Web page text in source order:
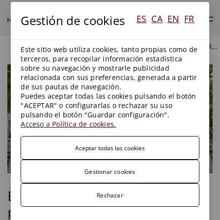
BLOG BLOG EL TRIBUNAL SUPREMO ABRE LA PUERTA A PROLONGAR INDEFINIDAMENTE LOS PLAZOS DE EJECUCIÓN DE PROYECTOS MIENTRAS NO SE OBTENGAN TODAS LAS AUTORIZACIONES NECESARIAS
El Tribunal Supremo abre la
puerta a prolongar
Gestión de cookies ES CA EN FR
Este sitio web utiliza cookies, tanto propias como de
terceros, para recopilar información estadística
sobre su navegación y mostrarle publicidad
relacionada con sus preferencias, generada a partir
de sus pautas de navegación.
Puedes aceptar todas las cookies pulsando el botón
"ACEPTAR" o configurarlas o rechazar su uso
pulsando el botón "Guardar configuración".
Acceso a Política de cookies.
Aceptar todas las cookies
Gestionar cookies
Rechazar